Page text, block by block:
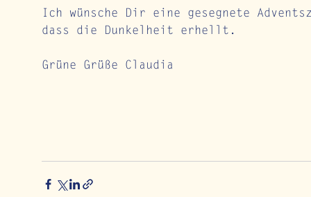
Ich wünsche Dir eine gesegnete
dass die Dunkelheit erhellt.
Grüne Grüße Claudia